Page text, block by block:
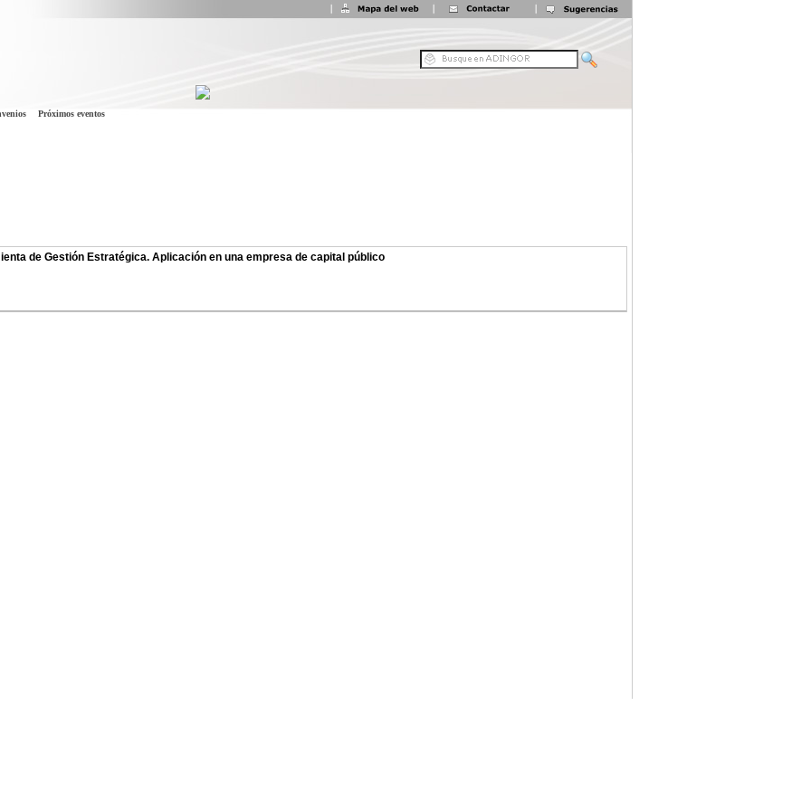
Próximos eventos
de Gestión Estratégica. Aplicación en una empresa de capital público